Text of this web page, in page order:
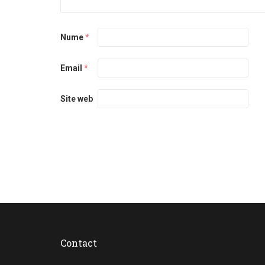
Nume*
Email *
Site web
Contact